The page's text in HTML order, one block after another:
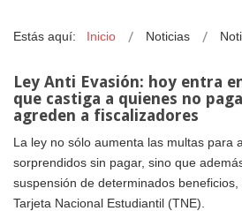
Estás aquí: Inicio Noticias
Ley Anti Evasión: hoy entra
que castiga a quienes no
agreden a fiscalizadores
La ley no sólo aumenta las multas para
sorprendidos sin pagar, sino que
suspensión de determinados
Tarjeta Nacional Estudiantil (TNE).